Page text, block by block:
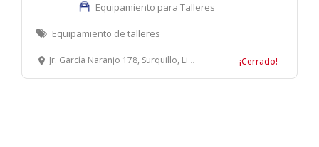
Equipamiento para Talleres
Equipamiento de talleres
Jr. García Naranjo 178, Surquillo, Lima, Perú ¡Cerrado!